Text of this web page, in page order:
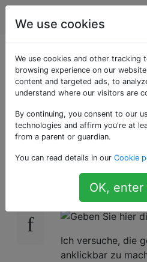
Dürfen Sie
innerhalb
71
Dies mag ziemlich
Sie einen Link in
beigefügtes Bild
Ich versuche, die
anklickbar zu
We use cookies
We use cookies and other tracking
browsing experience on our
content and targeted ads, to
understand where our visitors are
By continuing, you consent to our
technologies and affirm you're at
from a parent or guardian.
You can read details in our Cookie
OK,